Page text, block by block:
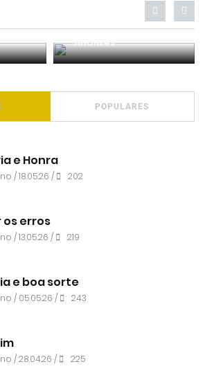
Análises
POPULARES
e Honra
/ 18.05.26 / 202
os erros
/ 13.05.26 / 219
e boa sorte
/ 05.05.26 / 243
/ 28.04.26 / 225